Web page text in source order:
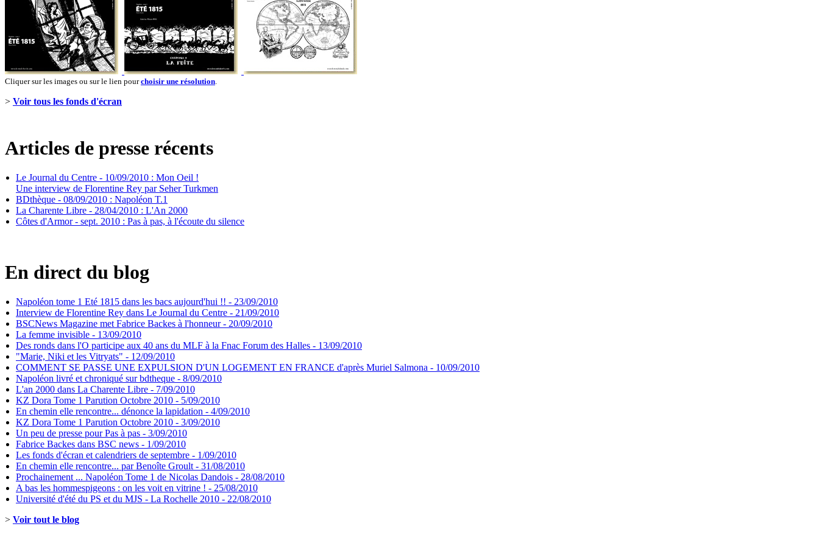
Cliquer sur les images ou sur le lien pourchoisir une résolution
> Voir tous les fonds d'écran
Articles de presse récents
Le Journal du Centre - 10/09/2010 : Mon Oeil !
Une interview de Florentine Rey par Seher Turkmen
BDthèque - 08/09/2010 : Napoléon T.1
La Charente Libre - 28/04/2010 : L'An 2000
Côtes d'Armor - sept. 2010 : Pas à pas, à l'écoute du silence
En direct du blog
Napoléon tome 1 Eté 1815 dans les bacs aujourd'hui !! - 23/09/2010
Interview de Florentine Rey dans Le Journal du Centre - 21/09/2010
BSCNews Magazine met Fabrice Backes à l'honneur - 20/09/2010
La femme invisible - 13/09/2010
Des ronds dans l'O participe aux 40 ans du MLF à la Fnac Forum des Halles - 13/09/2010
"Marie, Niki et les Vitryats" - 12/09/2010
COMMENT SE PASSE UNE EXPULSION D'UN LOGEMENT EN FRANCE d'après Muriel Salmona - 10/09/2010
Napoléon livré et chroniqué sur bdtheque - 8/09/2010
L'an 2000 dans La Charente Libre - 7/09/2010
KZ Dora Tome 1 Parution Octobre 2010 - 5/09/2010
En chemin elle rencontre... dénonce la lapidation - 4/09/2010
KZ Dora Tome 1 Parution Octobre 2010 - 3/09/2010
Un peu de presse pour Pas à pas - 3/09/2010
Fabrice Backes dans BSC news - 1/09/2010
Les fonds d'écran et calendriers de septembre - 1/09/2010
En chemin elle rencontre... par Benoîte Groult - 31/08/2010
Prochainement ... Napoléon Tome 1 de Nicolas Dandois - 28/08/2010
A bas les hommespigeons : on les voit en vitrine ! - 25/08/2010
Université d'été du PS et du MJS - La Rochelle 2010 - 22/08/2010
> Voir tout le blog